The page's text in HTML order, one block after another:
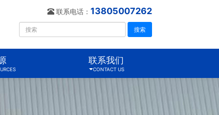
联系电话： 13805007262
搜索
联系我们
CONTACT US